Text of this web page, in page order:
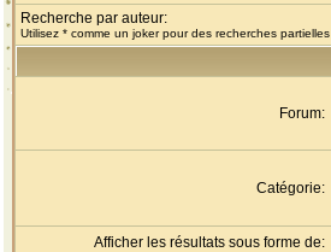
Recherche par auteur:
Utilisez * comme un joker pour des recherches partielles
Forum:
Catégorie:
Afficher les résultats sous forme de: